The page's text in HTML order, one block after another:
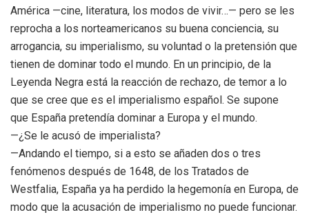
América —cine, literatura, los modos de vivir…— pero se les
reprocha a los norteamericanos su buena conciencia, su
arrogancia, su imperialismo, su voluntad o la pretensión que
tienen de dominar todo el mundo. En un principio, de la
Leyenda Negra está la reacción de rechazo, de temor a lo
que se cree que es el imperialismo español. Se supone
que España pretendía dominar a Europa y el mundo.
—¿Se le acusó de imperialista?
—Andando el tiempo, si a esto se añaden dos o tres
fenómenos después de 1648, de los Tratados de
Westfalia, España ya ha perdido la hegemonía en Europa, de
modo que la acusación de imperialismo no puede funcionar.